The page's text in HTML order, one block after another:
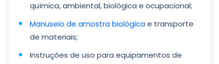
química, ambiental, biológica e ocupacional;
Manuseio de amostra biológicae transporte
de materiais;
Instruções de uso para equipamentos de